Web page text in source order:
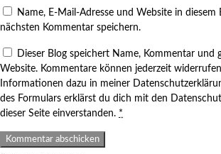
Name, E-Mail-Adresse und Website in
nächsten Kommentar speichern.
Dieser Blog speichert Name, Kommentar und
Website. Kommentare können jederzeit
Informationen dazu in meiner
des Formulars erklärst du dich mit den
dieser Seite einverstanden. *